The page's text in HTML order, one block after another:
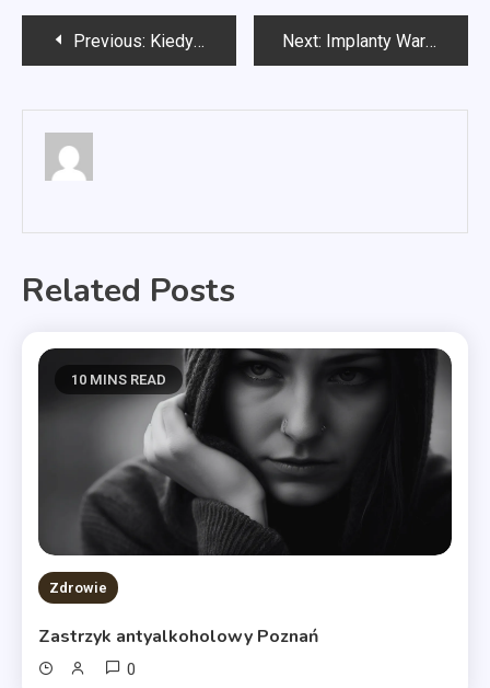
Nawigacja
Previous: Kiedy wprowadzono rozwody? Next: Implanty Warszawa
Related Posts
10 MINS READ
Zdrowie
Zastrzyk antyalkoholowy Poznań
0